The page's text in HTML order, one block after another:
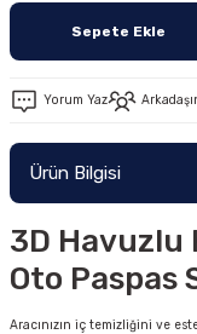
Sepete Ekle
Yorum Yaz
Ürün Bilgisi
3D Havuzlu
Oto Paspas
Aracınızın iç temizliğini ve